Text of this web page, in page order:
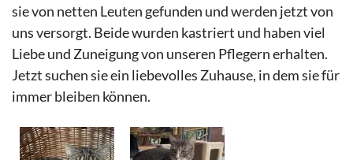
sie von netten Leuten gefunden und werden jetzt von
uns versorgt. Beide wurden kastriert und haben viel
Liebe und Zuneigung von unseren Pflegern erhalten.
Jetzt suchen sie ein liebevolles Zuhause, in dem sie für
immer bleiben können.